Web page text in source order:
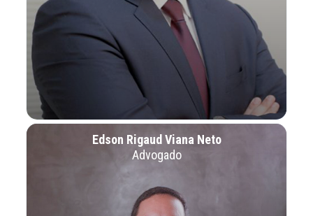
Edson Rigaud Viana Neto
Advogado